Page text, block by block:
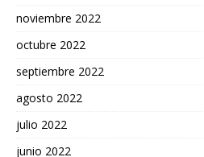
noviembre 2022
octubre 2022
septiembre 2022
agosto 2022
julio 2022
junio 2022